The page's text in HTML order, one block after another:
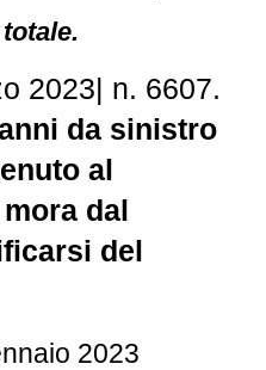
2023| n. 6607.
da sinistro
al
dal
del
2023